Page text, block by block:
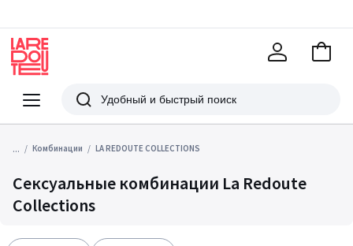
Меню
Redoute
Поиск
В
... Комбинации LA REDOUTE COLLECTIONS
Сексуальные комбинации La Redoute
Collections